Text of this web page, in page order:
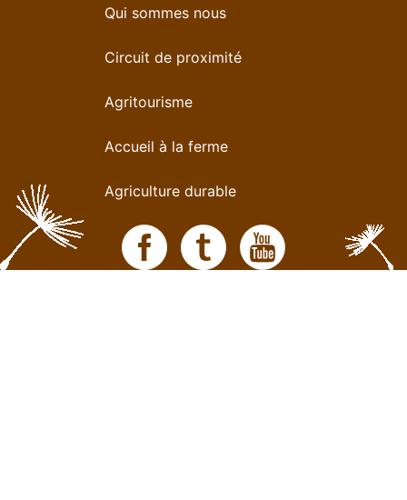
Qui sommes nous
Circuit de proximité
Agritourisme
Accueil à la ferme
Agriculture durable